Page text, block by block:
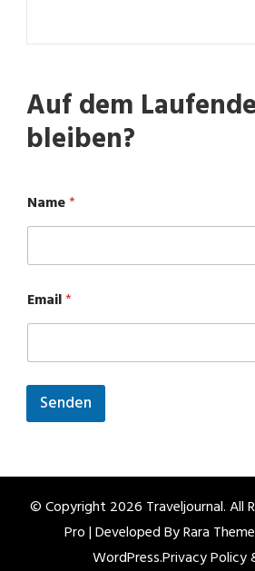
Auf dem
bleiben?
Name*
m
a
l
a
e
Email*
Senden
© Copyright 2026 Traveljournal. All
Pro | Developed ByRara
WordPress.Privacy Policy